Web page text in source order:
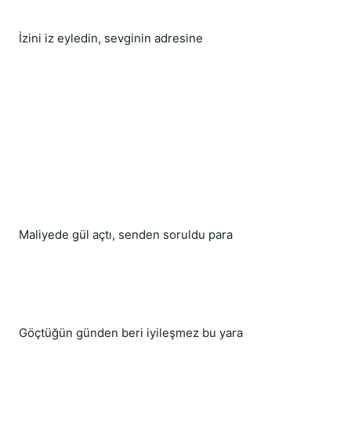
İzini iz eyledin, sevginin adresine
Maliyede gül açtı, senden soruldu para
Göçtüğün günden beri iyileşmez bu yara